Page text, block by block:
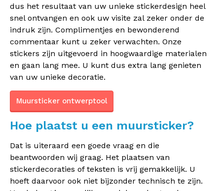
dus het resultaat van uw unieke stickerdesign heel
snel ontvangen en ook uw visite zal zeker onder de
indruk zijn. Complimentjes en bewonderend
commentaar kunt u zeker verwachten. Onze
stickers zijn uitgevoerd in hoogwaardige materialen
en gaan lang mee. U kunt dus extra lang genieten
van uw unieke decoratie.
Muursticker ontwerptool
Hoe plaatst u een muursticker?
Dat is uiteraard een goede vraag en die
beantwoorden wij graag. Het plaatsen van
stickerdecoraties of teksten is vrij gemakkelijk. U
hoeft daarvoor ook niet bijzonder technisch te zijn.